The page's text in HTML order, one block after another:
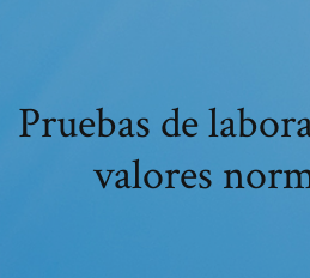
Pruebas de
valores